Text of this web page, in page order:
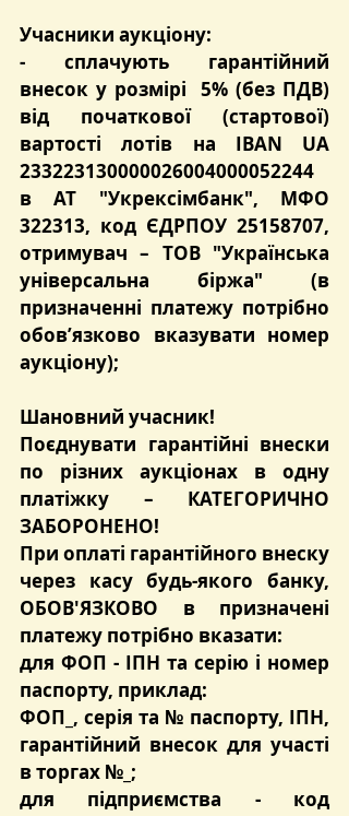
Учасники аукціону:
- сплачують гарантійний
внесок у розмірі 5% (без ПДВ)
від початкової (стартової)
вартості лотів на
233223130000026004000052244
в АТ "Укрексімбанк"
322313, код ЄДРПОУ 25158707,
отримувач – ТОВ "Українська
універсальна біржа" (в
призначенні платежу потрібно
обов’язково вказувати номер
аукціону);
Шановний учасник!
Поєднувати гарантійні внески
по різних аукціонах в одну
платіжку – КАТЕГОРИЧНО
ЗАБОРОНЕНО!
При оплаті гарантійного внеску
через касу будь-якого банку,
ОБОВ'ЯЗКОВО в призначені
платежу потрібно вказати:
для ФОП - ІПН та серію і номер
паспорту, приклад:
ФОП_, серія та № паспорту, ІПН,
гарантійний внесок для участі
в торгах №_;
для підприємства - код